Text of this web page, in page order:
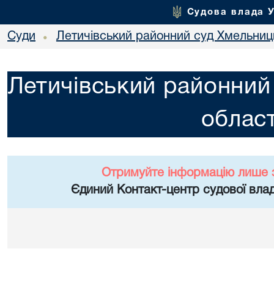
Судова влада
Суди • Летичівський районний суд
Летичівський
Отримуйте інформацію лише
Єдиний Контакт-центр судової